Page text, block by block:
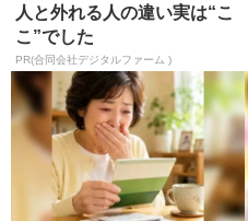
人と外れる人の違い実は“こ
こ”でした
PR(合同会社デジタルファーム )